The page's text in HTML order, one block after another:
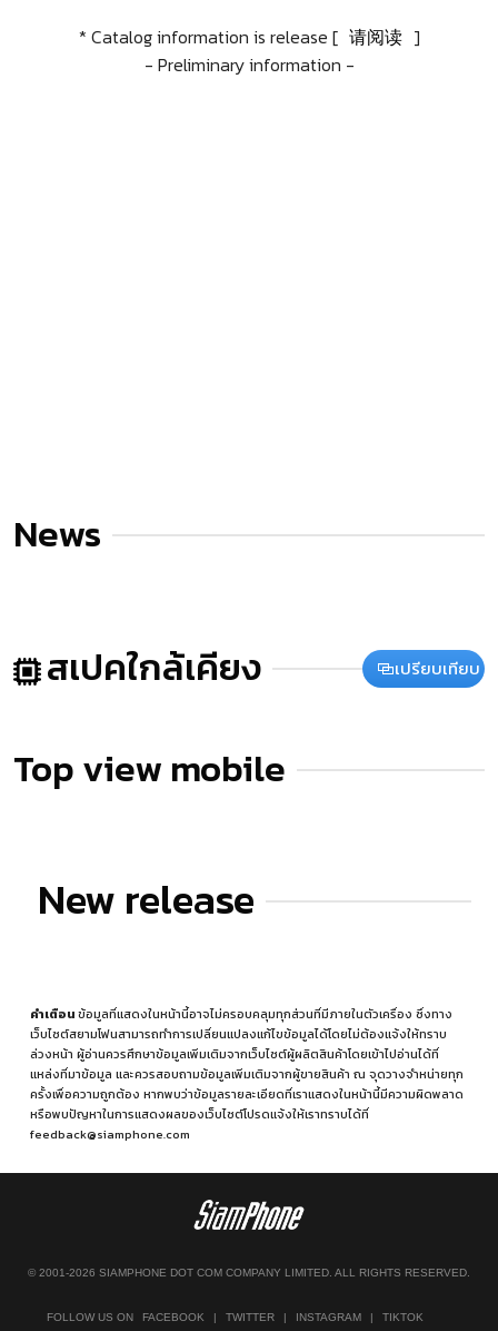
* Catalog information is release [ 请阅读 ]
- Preliminary information -
News
สเปคใกล้เคียง เปรียบเทียบ
Top view mobile
New release
คำเตือนข้อมูลที่แสดงในหน้านี้อาจไม่ครอบคลุมทุกส่วนที่มีภายในตัวเครื่อง ซึ่งทาง
เว็บไซต์สยามโฟนสามารถทำการเปลี่ยนแปลงแก้ไขข้อมูลได้โดยไม่ต้องแจ้งให้ทราบ
ล่วงหน้า ผู้อ่านควรศึกษาข้อมูลเพิ่มเติมจากเว็บไซต์ผู้ผลิตสินค้าโดยเข้าไปอ่านได้ที่
แหล่งที่มาข้อมูล และควรสอบถามข้อมูลเพิ่มเติมจากผู้ขายสินค้า ณ จุดวางจำหน่ายทุก
ครั้งเพื่อความถูกต้อง หากพบว่าข้อมูลรายละเอียดที่เราแสดงในหน้านี้มีความผิดพลาด
หรือพบปัญหาในการแสดงผลของเว็บไซต์โปรดแจ้งให้เราทราบได้ที่
feedback@siamphone.com
© 2001-2026 SIAMPHONE DOT COM COMPANY LIMITED. ALL RIGHTS RESERVED.
FOLLOW US ON FACEBOOK | TWITTER | INSTAGRAM | TIKTOK